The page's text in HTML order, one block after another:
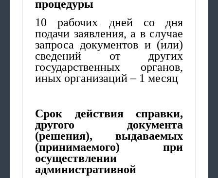
процедуры
10 рабочих дней со дня
подачи заявления, а в случае
запроса документов и (или)
сведений от других
государственных органов,
иных организаций – 1 месяц
Срок действия справки,
другого документа
(решения), выдаваемых
(принимаемого) при
осуществлении
административной